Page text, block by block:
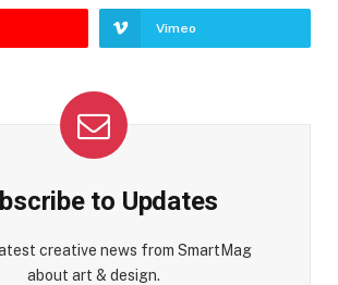
Vimeo
to Updates
creative news from SmartMag
about art & design.